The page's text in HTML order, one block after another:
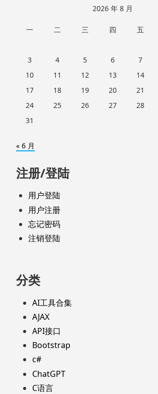
2026 年 8 月
一 二 三 四 五
3
4 5 6 7
10
11 12 13 14
17
18 19 20 21
24
25 26 27 28
31
« 6 月
注册/登陆
用户登陆
用户注册
忘记密码
注销登陆
分类
AI工具合集
AJAX
API接口
Bootstrap
c#
ChatGPT
C语言